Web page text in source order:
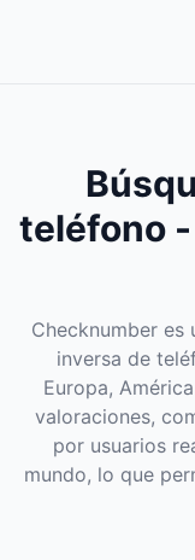
teléfono
Checknumber
inversa de
Europa,
valoraciones,
por usuarios
mundo, lo que